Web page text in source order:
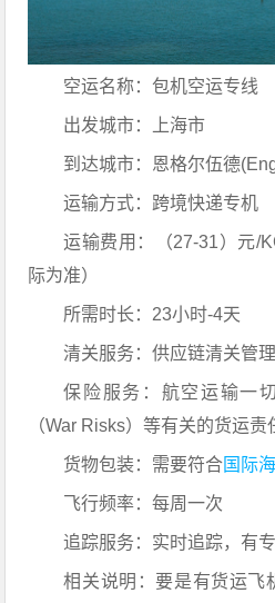
空运名称：包机空运专线
出发城市：上海市
到达城市：恩格尔伍德
运输方式：跨境快递专机
运输费用：（27-31）元/
际为准）
所需时长：23小时-4天
清关服务：供应链清关管理
保险服务：航空运输一
（War Risks）等有关的货运责
货物包装：需要符合国际
飞行频率：每周一次
追踪服务：实时追踪，有
相关说明：要是有货运飞